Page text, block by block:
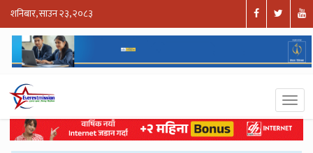
शनिबार, साउन २३, २०८३